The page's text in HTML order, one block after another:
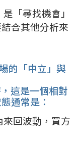
「尋找機會」
合其他分析來
的「中立」與
這是一個相對
通常是：
回波動，買方